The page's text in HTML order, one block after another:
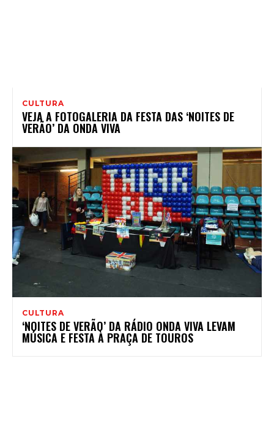
CULTURA
VEJA A FOTOGALERIA DA FESTA DAS ‘NOITES DE
VERÃO’ DA ONDA VIVA
CULTURA
‘NOITES DE VERÃO’ DA RÁDIO ONDA VIVA LEVAM
MÚSICA E FESTA À PRAÇA DE TOUROS